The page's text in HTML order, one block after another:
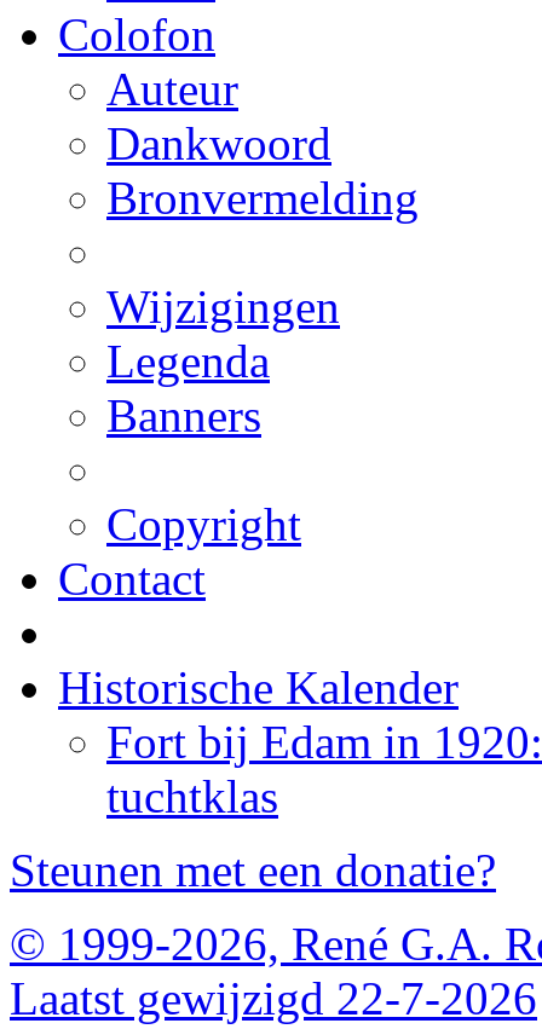
Colofon
Auteur
Dankwoord
Bronvermelding
Wijzigingen
Legenda
Banners
Copyright
Contact
Historische Kalender
Fort bij Edam in
tuchtklas
Steunen met een donatie?
© 1999-2026, René G.A.
Laatst gewijzigd 22-7-2026